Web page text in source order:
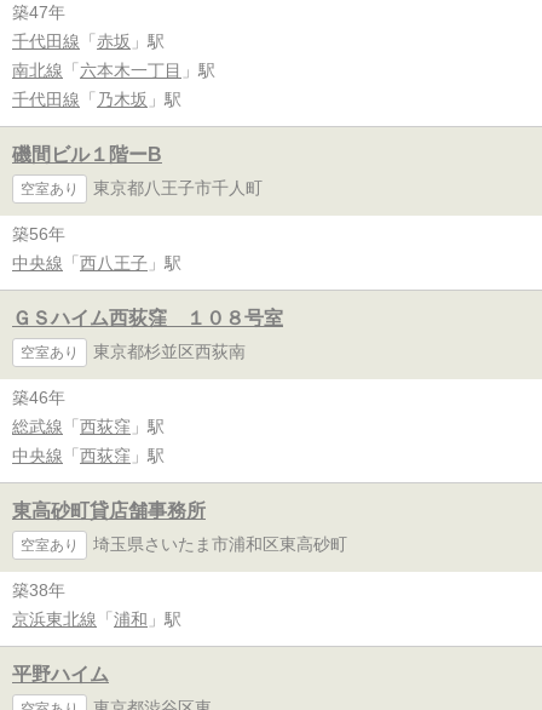
築47年
千代田線 「 赤坂 」駅
南北線 「 六本木一丁目 」駅
千代田線 「 乃木坂 」駅
磯間ビル１階ーB
空室あり 東京都八王子市千人町
築56年
中央線 「 西八王子 」駅
ＧＳハイム西荻窪 １０８号室
空室あり 東京都杉並区西荻南
築46年
総武線 「 西荻窪 」駅
中央線 「 西荻窪 」駅
東高砂町貸店舗事務所
空室あり 埼玉県さいたま市浦和区東高砂町
築38年
京浜東北線 「 浦和 」駅
平野ハイム